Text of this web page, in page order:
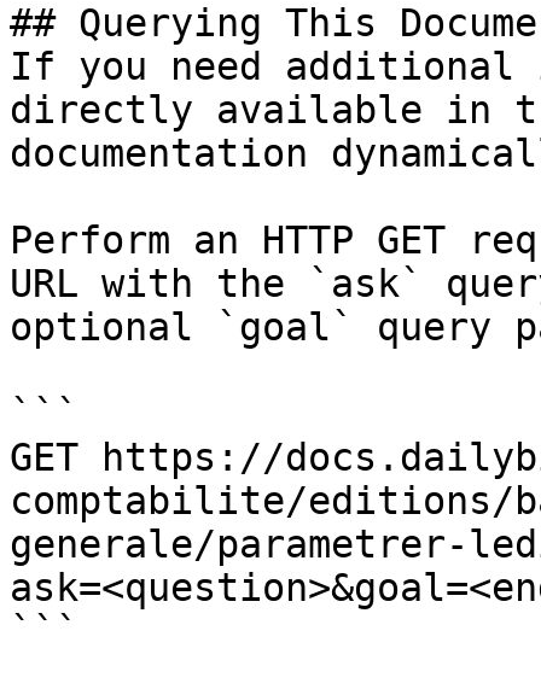
## Querying This
If you need
directly available in
documentation
Perform an HTTP GET
URL with the `ask`
optional `goal` query
```
GET https://
comptabilite/editions/
generale/parametrer-
```